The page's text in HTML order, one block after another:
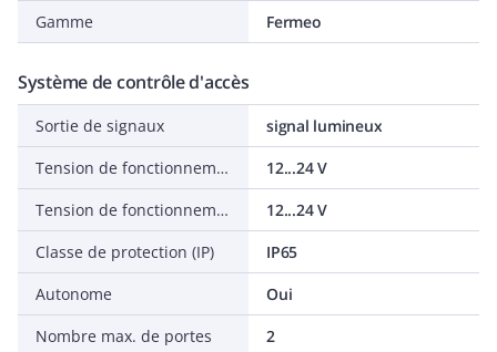
Gamme Fermeo
Système de contrôle d'accès
Sortie de signaux
signal lumineux
Tension de fonctionnement CC
12...24 V
Tension de fonctionnement CA 50 Hz
12...24 V
Classe de protection (IP)
IP65
Autonome
Oui
Nombre max. de portes
2